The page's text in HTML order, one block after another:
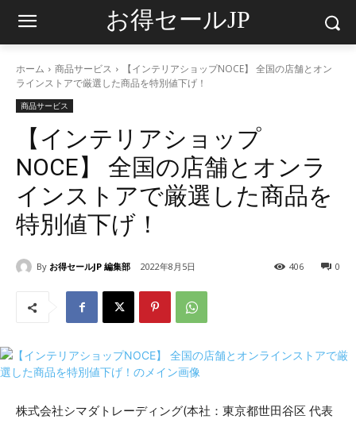
お得セールJP
ホーム 商品サービス
【インテリアショップNOCE】 全国の店舗とオン
ラインストアで厳選した商品を特別値下げ！
商品サービス
【インテリアショップ
NOCE】 全国の店舗とオンラ
インストアで厳選した商品を
特別値下げ！
By お得セールJP 編集部 2022年8月5日 0
406
株式会社シマダトレーディング(本社：東京都世田谷区 代表